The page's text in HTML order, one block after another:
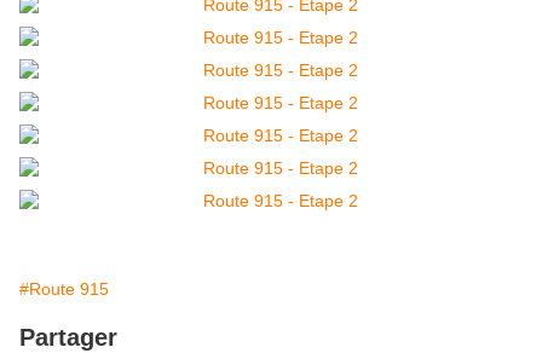
#Route 915
Partager